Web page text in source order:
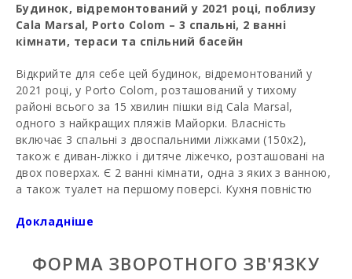
Будинок, відремонтований у 2021 році, поблизу
Cala Marsal, Porto Colom – 3 спальні, 2 ванні
кімнати, тераси та спільний басейн
Відкрийте для себе цей будинок, відремонтований у
2021 році, у Porto Colom, розташований у тихому
районі всього за 15 хвилин пішки від Cala Marsal,
одного з найкращих пляжів Майорки. Власність
включає 3 спальні з двоспальними ліжками (150x2),
також є диван-ліжко і дитяче ліжечко, розташовані на
двох поверхах. Є 2 ванні кімнати, одна з яких з ванною,
а також туалет на першому поверсі. Кухня повністю
безкоштовний Wi-Fi та телевізор із плоским екраном і
Сад з панорамними видами та приватним
Докладніше
ФОРМА ЗВОРОТНОГО ЗВ'ЯЗКУ